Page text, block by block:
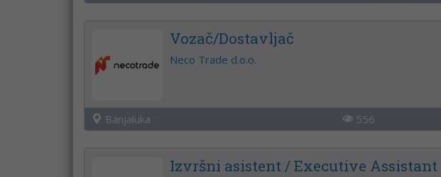
Vozač/Dostavljač
Neco Trade d.o.o.
Banjaluka 556
Izvršni asistent / Executive Assistant